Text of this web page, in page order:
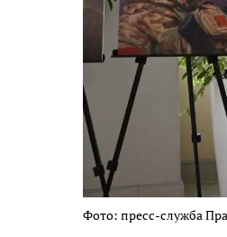
Фото: пресс-служба